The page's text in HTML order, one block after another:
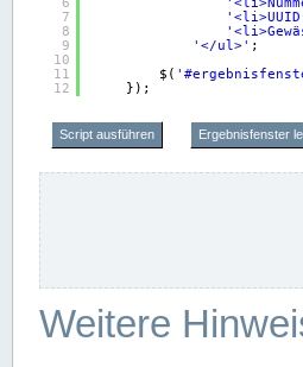
7
8
9
10
11
12
'</ul>' ;
$(
});
Script ausführen Ergebnisfenster
Weitere